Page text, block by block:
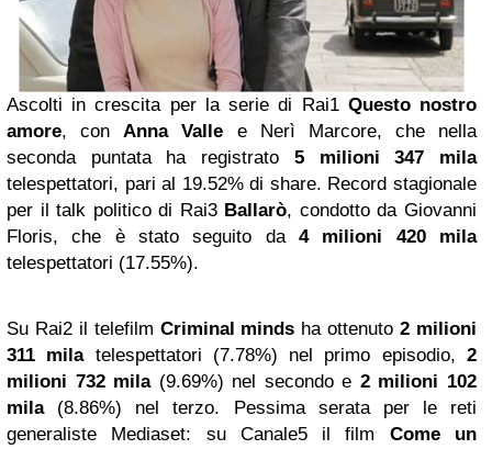
Ascolti in crescita per la serie di Rai1 Questo nostro
amore, conAnna Valle e Nerì Marcore, che nella
seconda puntata ha registrato 5 milioni 347 mila
telespettatori, pari al 19.52% di share. Record stagionale
per il talk politico di Rai3 Ballarò, condotto da Giovanni
Floris, che è stato seguito da 4 milioni 420 mila
telespettatori (17.55%).
Su Rai2 il telefilm Criminal minds ha ottenuto2 milioni
311 milatelespettatori (7.78%) nel primo episodio,2
milioni 732 mila(9.69%) nel secondo e 2 milioni 102
mila(8.86%) nel terzo. Pessima serata per le reti
generaliste Mediaset: su Canale5 il film Come un